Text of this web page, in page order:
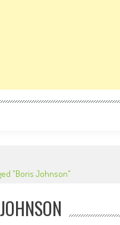
"Boris Johnson"